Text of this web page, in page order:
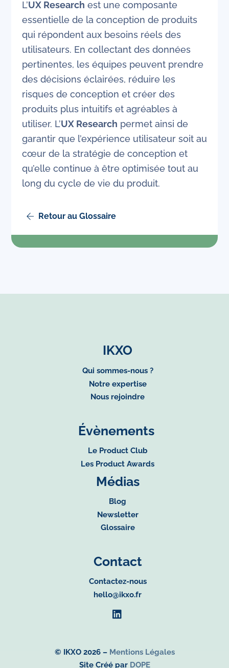
L’UX Research est une composante
essentielle de la conception de produits
qui répondent aux besoins réels des
utilisateurs. En collectant des données
pertinentes, les équipes peuvent prendre
des décisions éclairées, réduire les
risques de conception et créer des
produits plus intuitifs et agréables à
utiliser. L’UX Research permet ainsi de
garantir que l’expérience utilisateur soit au
cœur de la stratégie de conception et
qu’elle continue à être optimisée tout au
long du cycle de vie du produit.
Retour au Glossaire
IKXO
Qui sommes-nous ?
Notre expertise
Nous rejoindre
Évènements
Le Product Club
Les Product Awards
Médias
Blog
Newsletter
Glossaire
Contact
Contactez-nous
hello@ikxo.fr
© IKXO 2026 – Mentions Légales
Site Créé par DOPE